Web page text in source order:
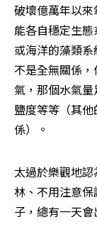
破壞億萬年以
能各自穩定生
或海洋的藻類
不是全無關係
氣，那個水氣
鹽度等等（其
係）。
太過於樂觀地
林、不用注意
子，總有一天會